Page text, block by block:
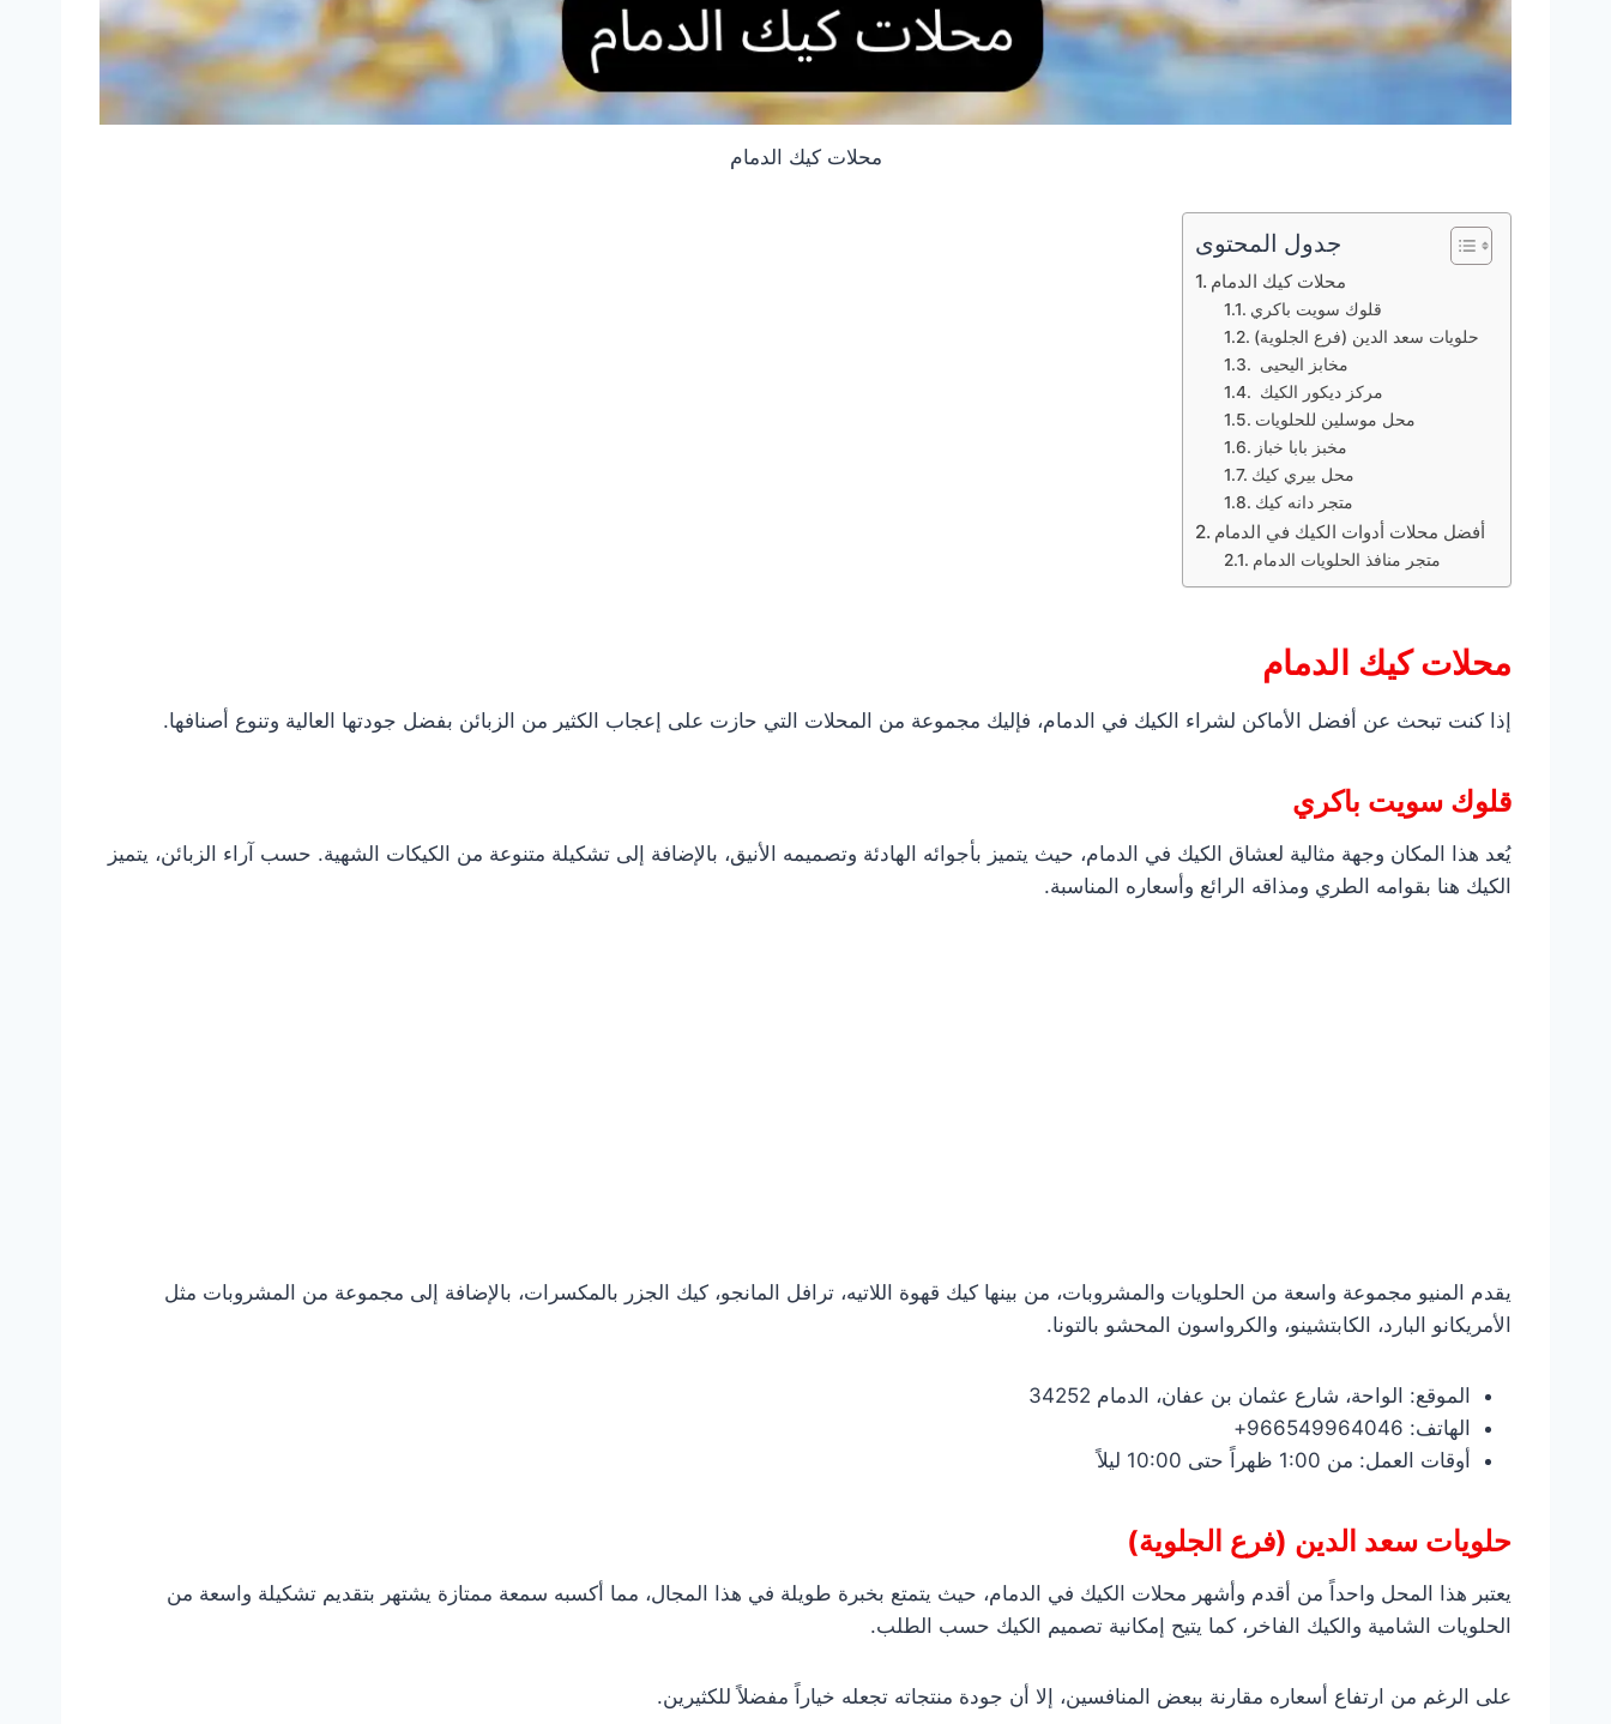
محلات كيك الدمام
جدول المحتوى
محلات كيك الدمام
قلوك سويت باكري
حلويات سعد الدين (فرع الجلوية)
مخابز اليحيى
مركز ديكور الكيك
محل موسلين للحلويات
مخبز بابا خباز
محل بيري كيك
متجر دانه كيك
أفضل محلات أدوات الكيك في الدمام
متجر منافذ الحلويات الدمام
محلات كيك الدمام
إذا كنت تبحث عن أفضل الأماكن لشراء الكيك في الدمام، فإليك مجموعة من المحلات التي حازت على إعجاب الكثير من الزبائن بفضل جودتها العالية وتنوع أصنافها.
قلوك سويت باكري
يُعد هذا المكان وجهة مثالية لعشاق الكيك في الدمام، حيث يتميز بأجوائه الهادئة وتصميمه الأنيق، بالإضافة إلى تشكيلة متنوعة من الكيكات الشهية. حسب آراء الزبائن، يتميز
الكيك هنا بقوامه الطري ومذاقه الرائع وأسعاره المناسبة.
يقدم المنيو مجموعة واسعة من الحلويات والمشروبات، من بينها كيك قهوة اللاتيه، ترافل المانجو، كيك الجزر بالمكسرات، بالإضافة إلى مجموعة من المشروبات مثل
الأمريكانو البارد، الكابتشينو، والكرواسون المحشو بالتونا.
الموقع: الواحة، شارع عثمان بن عفان، الدمام 34252
الهاتف: 966549964046+
أوقات العمل: من 1:00 ظهراً حتى 10:00 ليلاً
حلويات سعد الدين (فرع الجلوية)
يعتبر هذا المحل واحداً من أقدم وأشهر محلات الكيك في الدمام، حيث يتمتع بخبرة طويلة في هذا المجال، مما أكسبه سمعة ممتازة يشتهر بتقديم تشكيلة واسعة من
الحلويات الشامية والكيك الفاخر، كما يتيح إمكانية تصميم الكيك حسب الطلب.
على الرغم من ارتفاع أسعاره مقارنة ببعض المنافسين، إلا أن جودة منتجاته تجعله خياراً مفضلاً للكثيرين.